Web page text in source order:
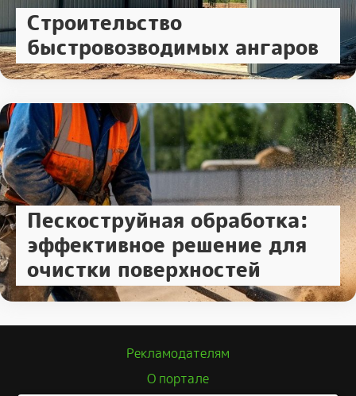
Строительство
быстровозводимых ангаров
Пескоструйная обработка:
эффективное решение для
очистки поверхностей
Рекламодателям
О портале